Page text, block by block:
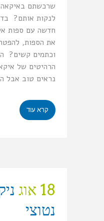
שרכשתם
לנקות אותם?
חדשה עם ספות
את הספות,
וכתמים קשים?
הרהיטים של
נראים טוב אבל
קרא עוד
18 אוג
נטוצי